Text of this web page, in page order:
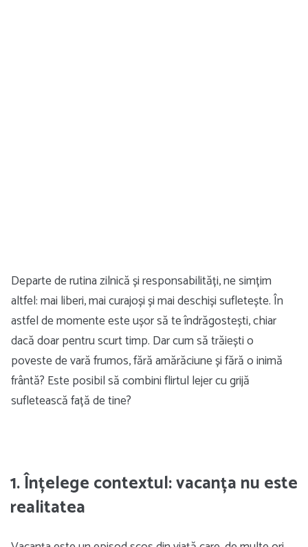
Departe de rutina zilnică și responsabilități, ne simțim
altfel: mai liberi, mai curajoși și mai deschiși sufletește. În
astfel de momente este ușor să te îndrăgostești, chiar
dacă doar pentru scurt timp. Dar cum să trăiești o
poveste de vară frumos, fără amărăciune și fără o inimă
frântă? Este posibil să combini flirtul lejer cu grijă
sufletească față de tine?
1. Înțelege contextul: vacanța nu este
realitatea